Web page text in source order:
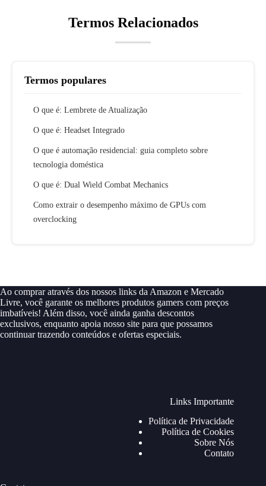
Termos Relacionados
Termos populares
O que é: Lembrete de Atualização
O que é: Headset Integrado
O que é automação residencial: guia completo sobre
tecnologia doméstica
O que é: Dual Wield Combat Mechanics
Como extrair o desempenho máximo de GPUs com
overclocking
Ao comprar através dos nossos links da Amazon e Mercado
Livre, você garante os melhores produtos gamers com preços
imbatíveis! Além disso, você ainda ganha descontos
exclusivos, enquanto apoia nosso site para que possamos
continuar trazendo conteúdos e ofertas especiais.
Links Importante
Política de Privacidade
Política de Cookies
Sobre Nós
Contato